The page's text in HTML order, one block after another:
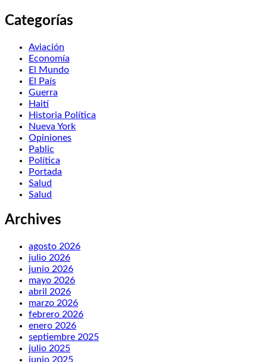
Categorías
Aviación
Economía
El Mundo
El País
Guerra
Haití
Historia Política
Nueva York
Opiniones
Pablic
Política
Portada
Salud
Salud
Archives
agosto 2026
julio 2026
junio 2026
mayo 2026
abril 2026
marzo 2026
febrero 2026
enero 2026
septiembre 2025
julio 2025
junio 2025